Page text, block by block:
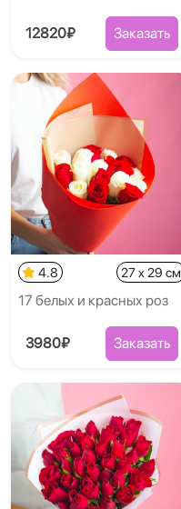
12820₽ Заказать
4.8 27 x 29 см
17 белых и красных роз
3980₽ Заказать